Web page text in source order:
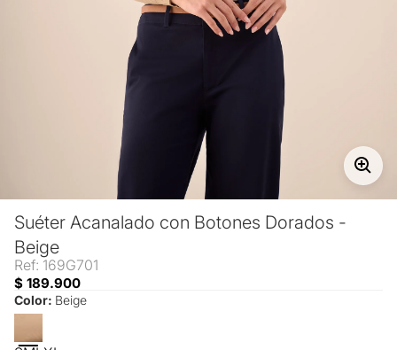
Suéter Acanalado con Botones Dorados -
Beige
Ref: 169G701
$ 189.900
Color: Beige